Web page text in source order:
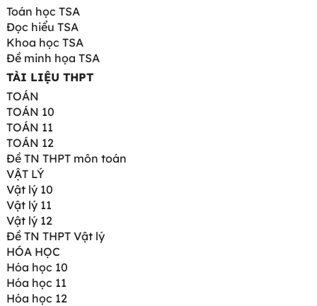
Toán học TSA
Đọc hiểu TSA
Khoa học TSA
Đề minh họa TSA
TÀI LIỆU THPT
TOÁN
TOÁN 10
TOÁN 11
TOÁN 12
Đề TN THPT môn toán
VẬT LÝ
Vật lý 10
Vật lý 11
Vật lý 12
Đề TN THPT Vật lý
HÓA HỌC
Hóa học 10
Hóa học 11
Hóa học 12